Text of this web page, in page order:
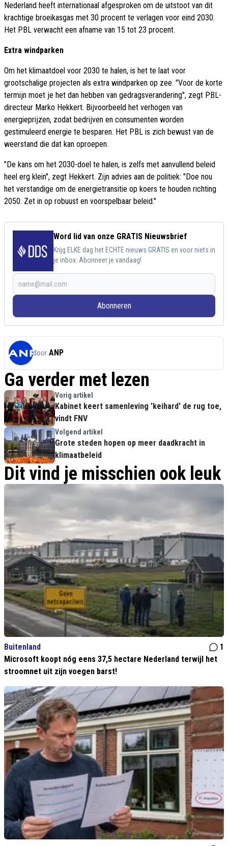
Nederland heeft internationaal afgesproken om de uitstoot van dit
krachtige broeikasgas met 30 procent te verlagen voor eind 2030.
Het PBL verwacht een afname van 15 tot 23 procent.
Extra windparken
Om het klimaatdoel voor 2030 te halen, is het te laat voor
grootschalige projecten als extra windparken op zee. "Voor de korte
termijn moet je het dan hebben van gedragsverandering", zegt PBL-
directeur Marko Hekkert. Bijvoorbeeld het verhogen van
energieprijzen, zodat bedrijven en consumenten worden
gestimuleerd energie te besparen. Het PBL is zich bewust van de
weerstand die dat kan oproepen.
"De kans om het 2030-doel te halen, is zelfs met aanvullend beleid
heel erg klein", zegt Hekkert. Zijn advies aan de politiek: "Doe nou
het verstandige om de energietransitie op koers te houden richting
2050. Zet in op robuust en voorspelbaar beleid."
Word lid van onze GRATIS Nieuwsbrief
Krijg ELKE dag het ECHTE nieuws GRATIS en voor niets in
je inbox. Abonneer je vandaag!
Abonneren
door ANP
Ga verder met lezen
Vorig artikel
Kabinet keert samenleving 'keihard' de rug toe,
vindt FNV
Volgend artikel
Grote steden hopen op meer daadkracht in
klimaatbeleid
Dit vind je misschien ook leuk
Buitenland
1
Microsoft koopt nóg eens 37,5 hectare Nederland terwijl het
stroomnet uit zijn voegen barst!